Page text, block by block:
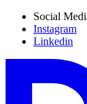
Social
Instagram
Linkedin